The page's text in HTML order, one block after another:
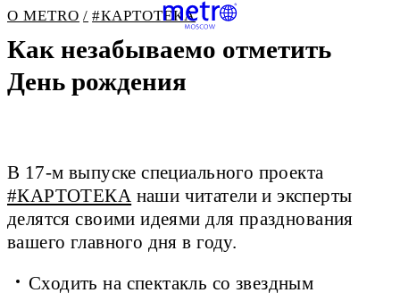
О METRO #КАРТОТЕКА
Как незабываемо отметить
День рождения
В 17-м выпуске специального проекта
#КАРТОТЕКА наши читатели и эксперты
делятся своими идеями для празднования
вашего главного дня в году.
Сходить на спектакль со звездным